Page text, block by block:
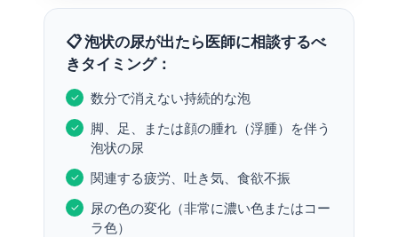
📋 泡状の尿が出たら医師に相談するべ
きタイミング：
数分で消えない持続的な泡
脚、足、または顔の腫れ（浮腫）を伴う
泡状の尿
関連する疲労、吐き気、食欲不振
尿の色の変化（非常に濃い色またはコー
ラ色）
Italiano
Español
Português
Ελληνικά
Türkçe
Română
简体中文
فارسی